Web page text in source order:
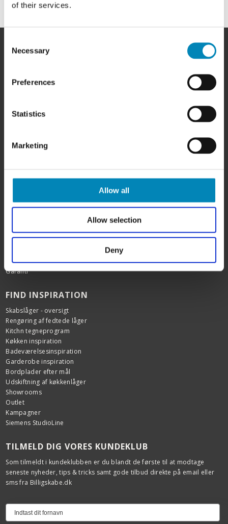
of their services.
Selection
Necessary
Preferences
Statistics
Marketing
Allow all
Allow selection
Deny
BilligSkabe.dk
(Celebert Aps)
9200 Aalborg SV
CVR: 27428959
HJÆLP & SUPPORT
FAQ
Samlevejledninger
Samlede skabe
Garanti
FIND INSPIRATION
Skabslåger - oversigt
Rengøring af fedtede låger
Kitchn tegneprogram
Køkken inspiration
Badeværelsesinspiration
Garderobe inspiration
Bordplader efter mål
Udskiftning af køkkenlåger
Showrooms
Outlet
Kampagner
Siemens StudioLine
TILMELD DIG VORES KUNDEKLUB
Som tilmeldt i kundeklubben er du blandt de første til at modtage
seneste nyheder, tips & tricks samt gode tilbud direkte på email eller
sms fra Billigskabe.dk